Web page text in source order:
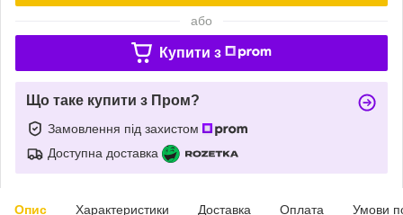
або
Купити з
Що таке купити з Пром?
Замовлення під захистом
Доступна доставка
Опис Характеристики Доставка Оплата Умови